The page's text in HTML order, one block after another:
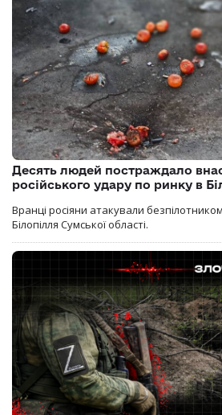
Десять людей постраждало
російського удару по ринку в
Вранці росіяни атакували
Білопілля Сумської області.